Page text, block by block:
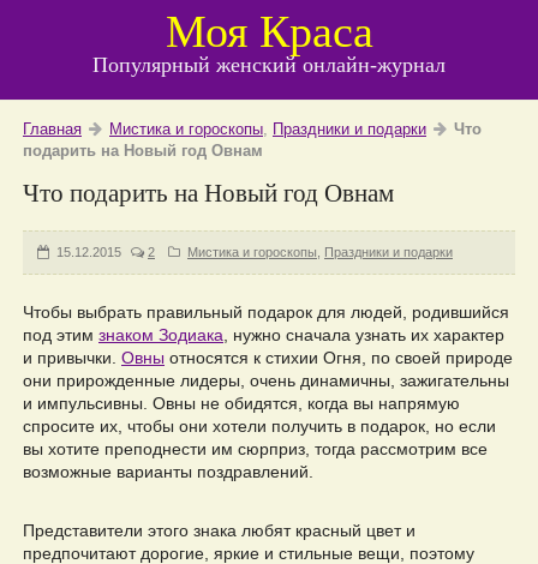
Моя Краса
Популярный женский онлайн-журнал
Главная Мистика и гороскопы, Праздники и подарки
Что
подарить на Новый год Овнам
Что подарить на Новый год Овнам
15.12.2015 2 Мистика и гороскопы Праздники и подарки
Чтобы выбрать правильный подарок для людей, родившийся
под этим знаком Зодиака , нужно сначала узнать их характер
и привычки. Овны относятся к стихии Огня, по своей природе
они прирожденные лидеры, очень динамичны, зажигательны
и импульсивны. Овны не обидятся, когда вы напрямую
спросите их, чтобы они хотели получить в подарок, но если
вы хотите преподнести им сюрприз, тогда рассмотрим все
возможные варианты поздравлений.
Представители этого знака любят красный цвет и
предпочитают дорогие, яркие и стильные вещи, поэтому